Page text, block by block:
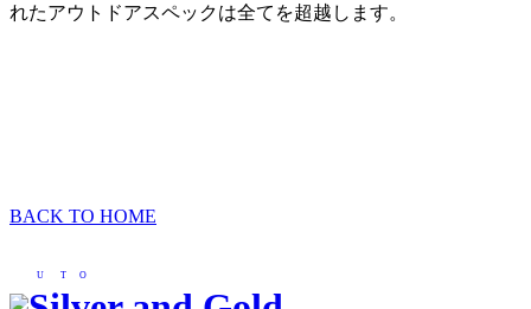
れたアウトドアスペックは全てを超越します。
BACK TO HOME
U T O